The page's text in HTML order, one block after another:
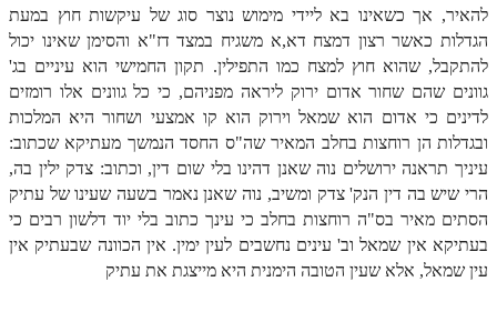
הזוהר הקדוש – קדושים למתחילים
הזוהר הקדוש – קדושים למתקדמים
ספר הזוהר אמור השקפה
ספר הזוהר אמור מתקדמים
הזוהר הקדוש פרשת בהר למתחילים
הזוהר הקדוש פרשת בהר – מתקדמים
זוהר בחוקותי למתחילים
להאיר, אך כשאינו בא ליידי מימוש נוצר סוג של עיקשות חוץ במעת
הגדלות כאשר רצון דמצח דא,א משגיח במצד דז"א והסימן שאינו יכול
להתקבל, שהוא חוץ למצח כמו התפילין. תקון החמישי הוא עיניים בג'
גוונים שהם שחור אדום ירוק ליראה מפניהם, כי כל גוונים אלו רומזים
לדינים כי אדום הוא שמאל וירוק הוא קו אמצעי ושחור היא המלכות
ובגדלות הן רוחצות בחלב המאיר שה"ס החסד הנמשך מעתיקא שכתוב:
עיניך תראנה ירושלים נוה שאנן דהינו בלי שום דין, וכתוב: צדק ילין בה,
הרי שיש בה דין הנק' צדק ומשיב, נוה שאנן נאמר בשעה שעינו של עתיק
הסתים מאיר בס"ה רוחצות בחלב כי עינך כתוב בלי יוד דלשון רבים כי
בעתיקא אין שמאל וב' עינים נחשבים לעין ימין. אין הכוונה שבעתיק אין
עין שמאל, אלא שעין הטובה הימנית היא מייצגת את עתיק